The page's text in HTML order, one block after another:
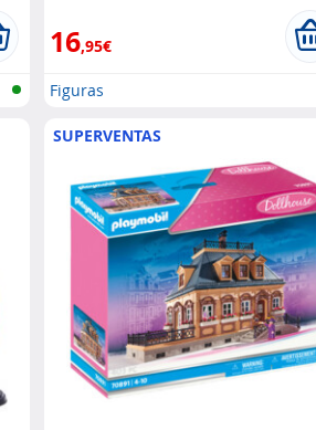
16,95€
Figuras
SUPERVENTAS